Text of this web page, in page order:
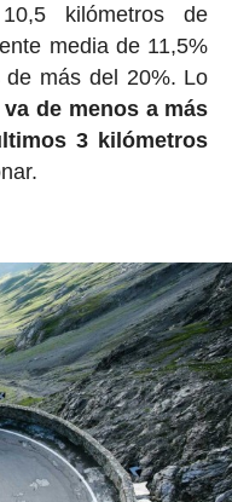
kilómetros de
media de 11,5%
más del 20%. Lo
va de menos a más
3 kilómetros